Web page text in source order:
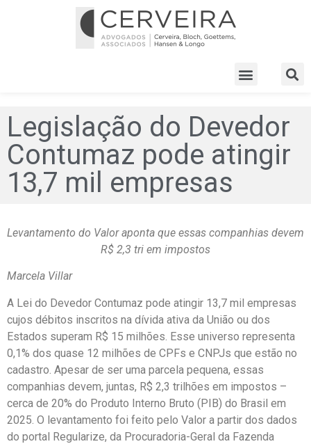
Legislação do Devedor
Contumaz pode atingir
13,7 mil empresas
Levantamento do Valor aponta que essas companhias devem
R$ 2,3 tri em impostos
Marcela Villar
A Lei do Devedor Contumaz pode atingir 13,7 mil empresas
cujos débitos inscritos na dívida ativa da União ou dos
Estados superam R$ 15 milhões. Esse universo representa
0,1% dos quase 12 milhões de CPFs e CNPJs que estão no
cadastro. Apesar de ser uma parcela pequena, essas
companhias devem, juntas, R$ 2,3 trilhões em impostos –
cerca de 20% do Produto Interno Bruto (PIB) do Brasil em
2025. O levantamento foi feito pelo Valor a partir dos dados
do portal Regularize, da Procuradoria-Geral da Fazenda